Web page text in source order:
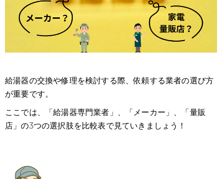
給湯器の交換や修理を検討する際、依頼する業者の選び方
が重要です。
ここでは、「給湯器専門業者」、「メーカー」、「量販
店」の3つの選択肢を比較表で見ていきましょう！